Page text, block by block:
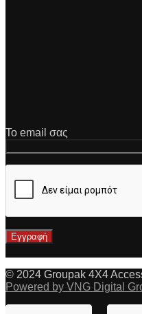
Το email σας
© 2024 Groupak 4X4
Powered by VNG Digital